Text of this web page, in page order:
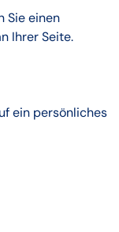
Sie einen
Ihrer Seite.
ein persönliches